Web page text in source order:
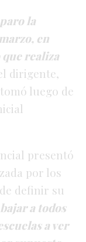
la
en
realiza
dirigente,
luego de
presentó
por los
definir su
a todos
a ver